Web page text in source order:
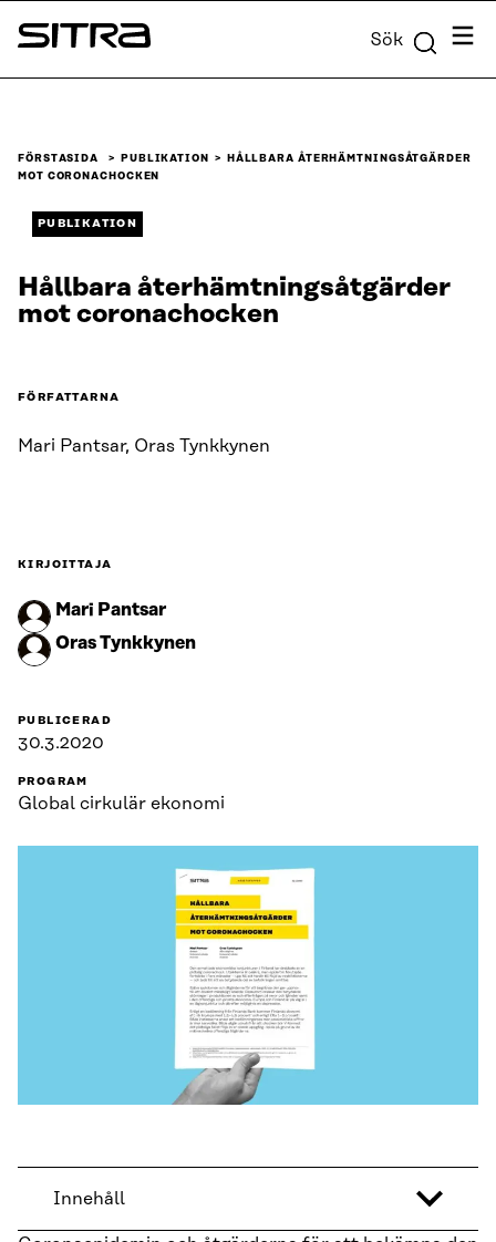
Skip to
content
Sitra Sök Meny
FÖRSTASIDA PUBLIKATION
HÅLLBARA ÅTERHÄMTNINGSÅTGÄRDER
MOT CORONACHOCKEN
PUBLIKATION
Hållbara återhämtningsåtgärder
mot coronachocken
FÖRFATTARNA
Mari Pantsar, Oras Tynkkynen
KIRJOITTAJA
Mari Pantsar
Oras Tynkkynen
PUBLICERAD
30.3.2020
PROGRAM
Global cirkulär ekonomi
Innehåll